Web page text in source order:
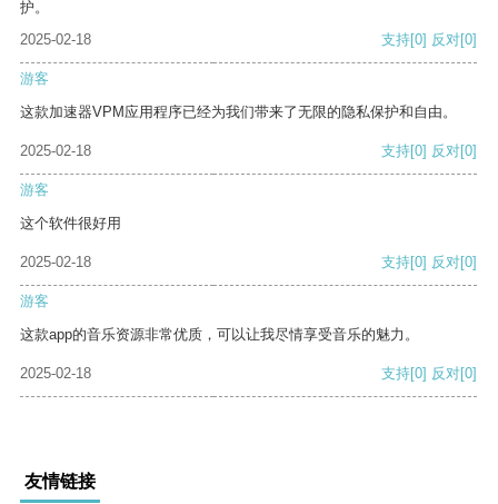
护。
2025-02-18
支持[0] 反对[0]
游客
这款加速器VPM应用程序已经为我们带来了无限的隐私保护和自由。
2025-02-18 支持[0] 反对[0]
游客
这个软件很好用
2025-02-18 支持[0] 反对[0]
游客
这款app的音乐资源非常优质，可以让我尽情享受音乐的魅力。
2025-02-18 支持[0] 反对[0]
友情链接